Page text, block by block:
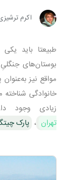
اکرم
طبیعتا باید
بوستان‌های
مواقع نیز
خانوادگی شناخته
زیادی وجود
تهران ، پارک